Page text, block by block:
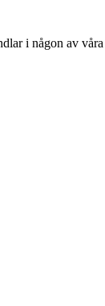
i någon av